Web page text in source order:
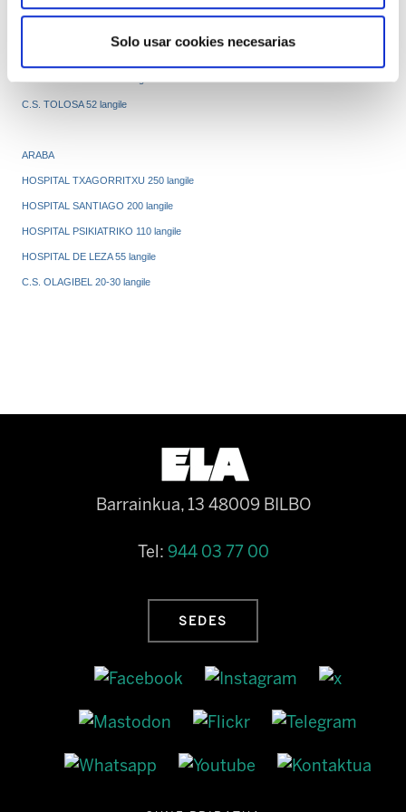
Solo usar cookies necesarias
C.S. TOLOSA 52 langile
ARABA
HOSPITAL TXAGORRITXU 250 langile
HOSPITAL SANTIAGO 200 langile
HOSPITAL PSIKIATRIKO 110 langile
HOSPITAL DE LEZA 55 langile
C.S. OLAGIBEL 20-30 langile
Barrainkua, 13 48009 BILBO
Tel: 944 03 77 00
SEDES